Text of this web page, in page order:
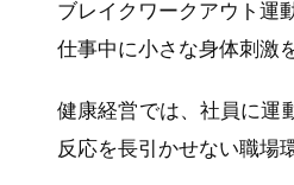
ブレイクワークアウト運
仕事中に小さな身体刺激
健康経営では、社員に運
反応を長引かせない職場